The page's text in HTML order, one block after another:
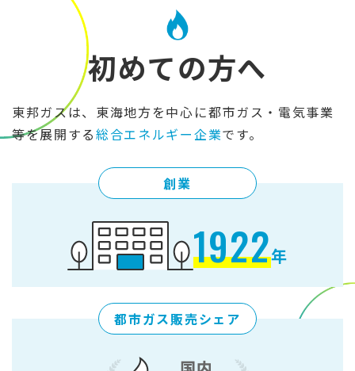
初めての方へ
東邦ガスは、東海地方を中心に都市ガス・電気事業
等を展開する総合エネルギー企業です。
創業
1922年
都市ガス販売シェア